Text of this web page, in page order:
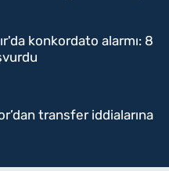
konkordato alarmı: 8
transfer iddialarına